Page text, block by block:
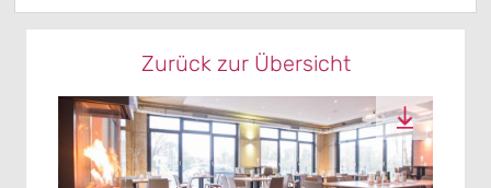
Zurück zur Übersicht